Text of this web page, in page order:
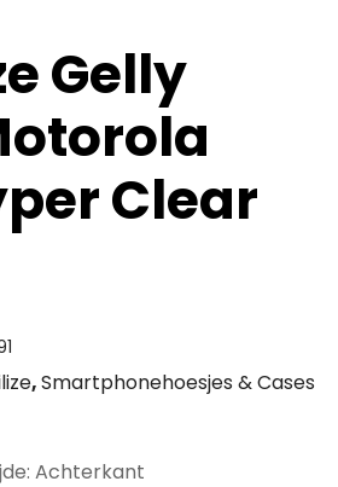
Gelly
Clear
,Smartphonehoesjes & Cases
Achterkant